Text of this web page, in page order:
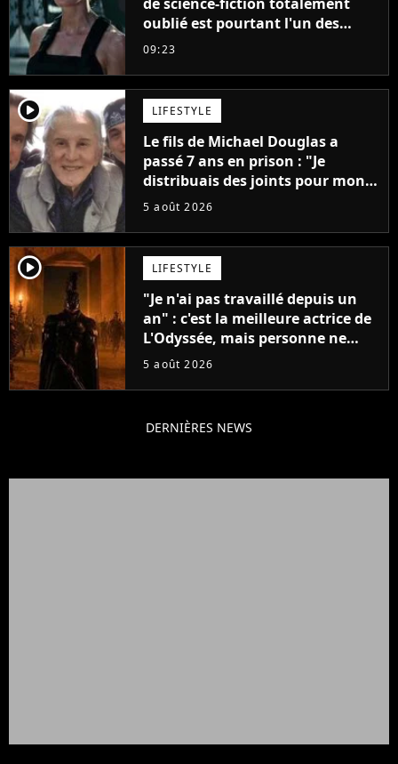
oublié est pourtant l'un des
meilleurs des années 2010
09:23
player2 LIFESTYLE
Le fils de Michael Douglas a
passé 7 ans en prison : "Je
distribuais des joints pour mon
père"
5 août 2026
player2 LIFESTYLE
"Je n'ai pas travaillé depuis un
an" : c'est la meilleure actrice de
L'Odyssée, mais personne ne
veut lui donner de rôle au
5 août 2026
DERNIÈRES NEWS